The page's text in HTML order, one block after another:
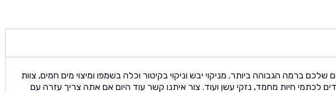
ברמה הגבוהה ביותר. מניקוי יבש וניקוי בקיטור וכלה בשמפו ומיצוי מים חמים, צוות
לכתמי חיות מחמד, נזקי עשן ועוד. צור איתנו קשר עוד היום אם אתה צריך עזרה עם